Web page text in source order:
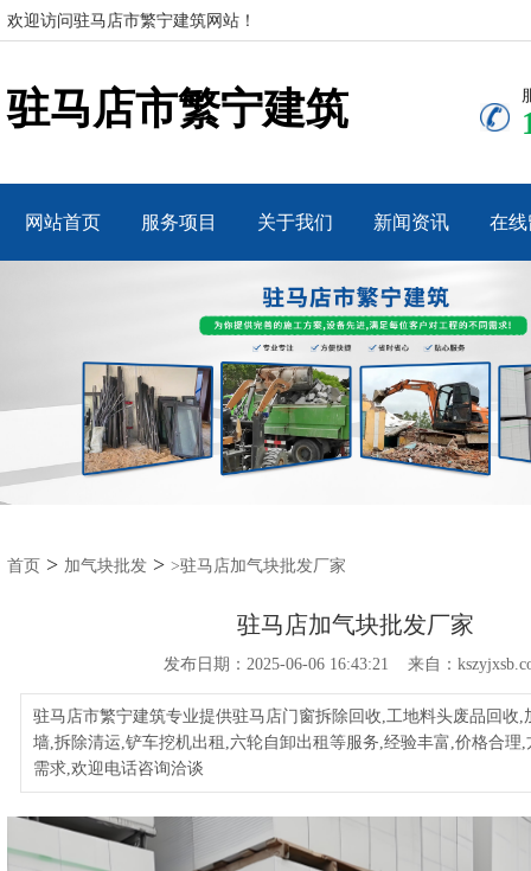
欢迎访问驻马店市繁宁建筑网站！
驻马店市繁宁建筑
网站首页 服务项目 关于我们 新闻资讯 在
首页 > 加气块批发 > >驻马店加气块批发厂家
驻马店加气块批发厂家
发布日期：2025-06-06 16:43:21 来自：
驻马店市繁宁建筑专业提供驻马店门窗拆除回收,工地料头废品回收,
墙,拆除清运,铲车挖机出租,六轮自卸出租等服务,经验丰富,价格合理
需求,欢迎电话咨询洽谈